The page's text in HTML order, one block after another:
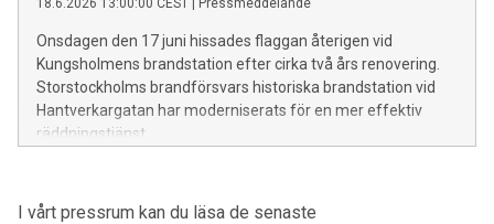
18.6.2026 13:00:00 CEST Pressmeddelande
Onsdagen den 17 juni hissades flaggan återigen vid
Kungsholmens brandstation efter cirka två års renovering.
Storstockholms brandförsvars historiska brandstation vid
Hantverkargatan har moderniserats för en mer effektiv
räddningstjänst.
I vårt pressrum kan du läsa de senaste